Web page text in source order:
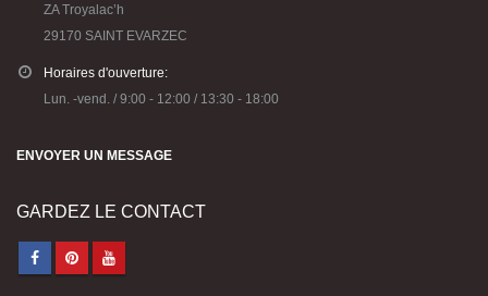
ZA Troyalac’h
29170 SAINT EVARZEC
Horaires d'ouverture:
Lun. -vend. / 9:00 - 12:00 / 13:30 - 18:00
ENVOYER UN MESSAGE
GARDEZ LE CONTACT